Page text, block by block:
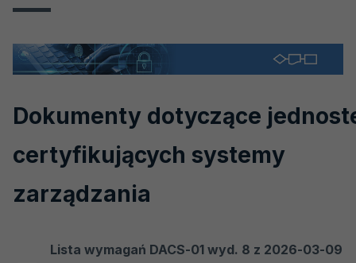
Szkolenia
O nas
Dokumenty
PCA
IAF
Dokumenty dotyczące
certyfikujących systemy
zarządzania
Lista wymagań DACS-01 wyd. 8 z 2026-03-09